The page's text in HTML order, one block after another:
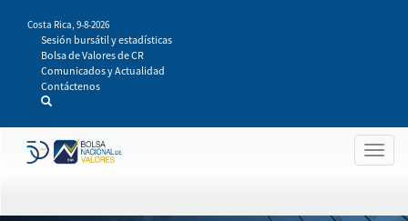
contenido
principal
Costa Rica, 9-8-2026
Sesión bursátil y estadísticas
Bolsa de Valores de CR
Comunicados y Actualidad
Contáctenos